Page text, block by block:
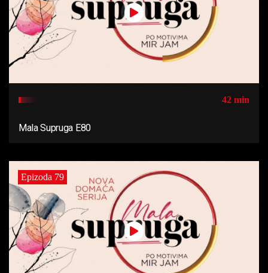
42 min
Mala Supruga E80
Epizoda 79